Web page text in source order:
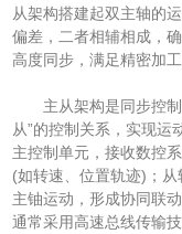
从架构搭建起双主轴的
偏差，二者相辅相成，
高度同步，满足精密加
主从架构是同步控制
从”的控制关系，实现运
主控制单元，接收数控
(如转速、位置轨迹)；
主铀运动，形成协同联
通常采用高速总线传输